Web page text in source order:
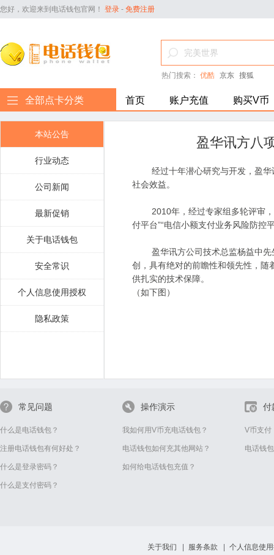
您好，欢迎来到电话钱包官网！ 登录 - 免费注册
热门搜索： 优酷 京东 搜狐
全部点卡分类 首页 账户充值 购买V币
本站公告
行业动态
公司新闻
最新促销
关于电话钱包
安全常识
个人信息使用授权
隐私政策
盈华讯方八
经过十年潜心研究与开发，盈华
社会效益。
2010年，经过专家组多轮评审，
付平台”“电信小额支付业务风险防控
盈华讯方公司技术总监杨益中先
创，具有绝对的前瞻性和领先性，随
供扎实的技术保障。
（如下图）
常见问题
什么是电话钱包？
注册电话钱包有何好处？
什么是登录密码？
什么是支付密码？
操作演示
我如何用V币充电话钱包？
电话钱包如何充其他网站？
如何给电话钱包充值？
付
V币支付
电话钱
关于我们 服务条款 个人信息使